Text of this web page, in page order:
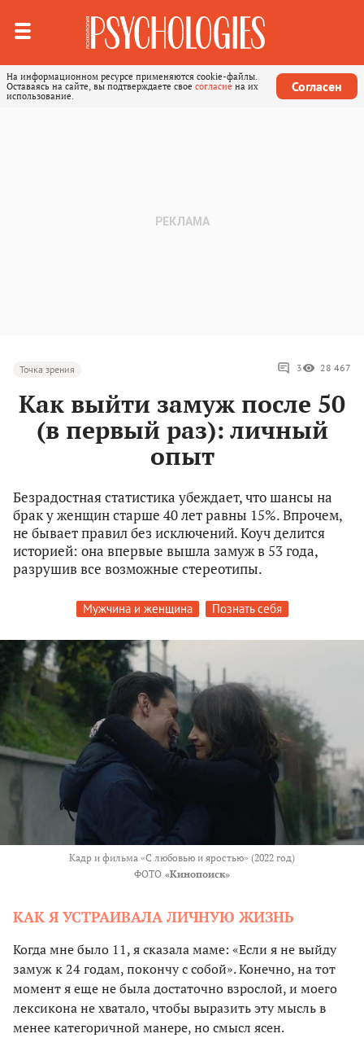
На информационном ресурсе применяются cookie-файлы.
Оставаясь на сайте, вы подтверждаете свое согласие на их
использование.
Согласен
Точка зрения 3 28 467
Как выйти замуж после 50
(в первый раз): личный
опыт
Безрадостная статистика убеждает, что шансы на
брак у женщин старше 40 лет равны 15%. Впрочем,
не бывает правил без исключений. Коуч делится
историей: она впервые вышла замуж в 53 года,
разрушив все возможные стереотипы.
Мужчина и женщина Познать себя
Кадр и фильма «С любовью и яростью» (2022 год)
ФОТО «Кинопоиск»
КАК Я УСТРАИВАЛА ЛИЧНУЮ ЖИЗНЬ
Когда мне было 11, я сказала маме: «Если я не выйду
замуж к 24 годам, покончу с собой». Конечно, на тот
момент я еще не была достаточно взрослой, и моего
лексикона не хватало, чтобы выразить эту мысль в
менее категоричной манере, но смысл ясен.